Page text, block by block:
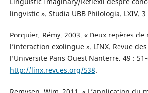
lingvistic ». Studia UBB Philologia. LXIV. 3
Porquier, Rémy. 2003. « Deux repères
l’interaction exolingue ». LINX. Revue
l’Université Paris Ouest Nanterre. 49 :
http://linx.revues.org/538.